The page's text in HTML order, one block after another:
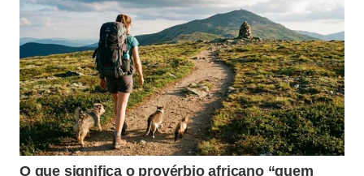
Parque, além da Copa de Canoa Havaiana e eventos
esportivos realizados na Riviera.
São Sebastião espalha atrações por
diferentes bairros
São Sebastião preparou uma agenda distribuída por
várias regiões da cidade. A programação reúne
festivais gastronômicos, apresentações musicais,